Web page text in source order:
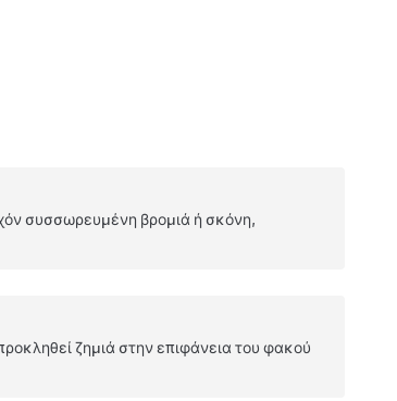
συσσωρευμένη βρομιά ή σκόνη,
ζημιά στην επιφάνεια του φακού